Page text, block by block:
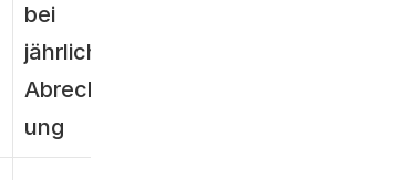
bei
jährlicher
Abrechn
ung